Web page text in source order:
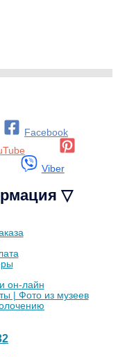
Facebook
Viber
▽
он-лайн
| Фото из музеев